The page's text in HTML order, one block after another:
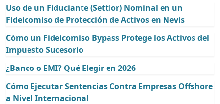
Uso de un Fiduciante (Settlor) Nominal en un
Fideicomiso de Protección de Activos en Nevis
Cómo un Fideicomiso Bypass Protege los Activos del
Impuesto Sucesorio
¿Banco o EMI? Qué Elegir en 2026
Cómo Ejecutar Sentencias Contra Empresas Offshore
a Nivel Internacional